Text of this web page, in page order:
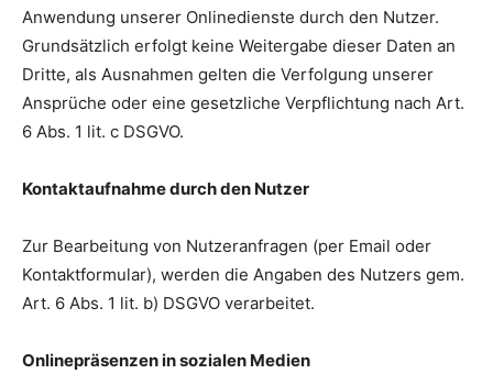
Anwendung unserer Onlinedienste durch den Nutzer.
Grundsätzlich erfolgt keine Weitergabe dieser Daten an
Dritte, als Ausnahmen gelten die Verfolgung unserer
Ansprüche oder eine gesetzliche Verpflichtung nach Art.
6 Abs. 1 lit. c DSGVO.
Kontaktaufnahme durch den Nutzer
Zur Bearbeitung von Nutzeranfragen (per Email oder
Kontaktformular), werden die Angaben des Nutzers gem.
Art. 6 Abs. 1 lit. b) DSGVO verarbeitet.
Onlinepräsenzen in sozialen Medien